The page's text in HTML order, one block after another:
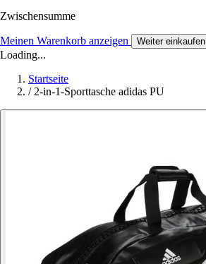
Zwischensumme
Meinen Warenkorb anzeigen Weiter einkaufen
Loading...
Startseite
/ 2-in-1-Sporttasche adidas PU